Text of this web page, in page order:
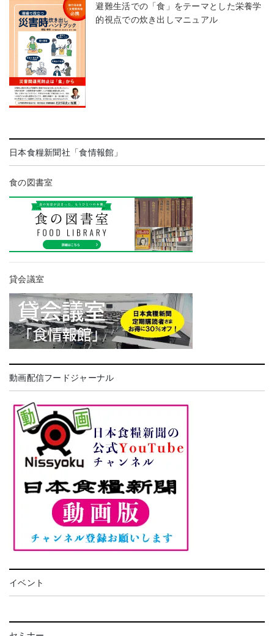
避難生活での「食」をテーマとした栄養学
的視点での炊き出しマニュアル
日本食糧新聞社「食情報館」
食の図書室
貸会議室
動画配信フードジャーナル
イベント